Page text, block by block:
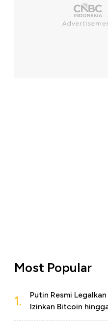
Most Popular
1.
Putin Resmi
Izinkan Bitcoin